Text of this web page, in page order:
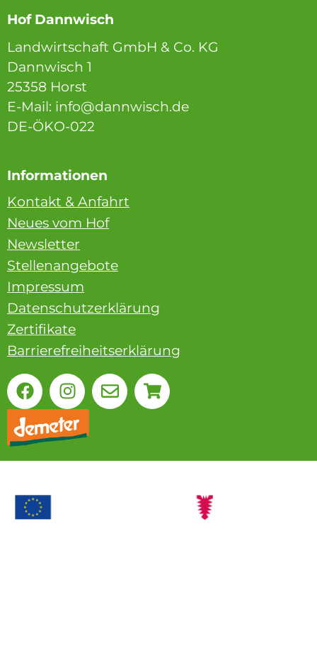
Hof Dannwisch
Landwirtschaft GmbH & Co. KG
Dannwisch 1
25358 Horst
E-Mail: info@dannwisch.de
DE-ÖKO-022
Informationen
Kontakt & Anfahrt
Neues vom Hof
Newsletter
Stellenangebote
Impressum
Datenschutzerklärung
Zertifikate
Barrierefreiheitserklärung